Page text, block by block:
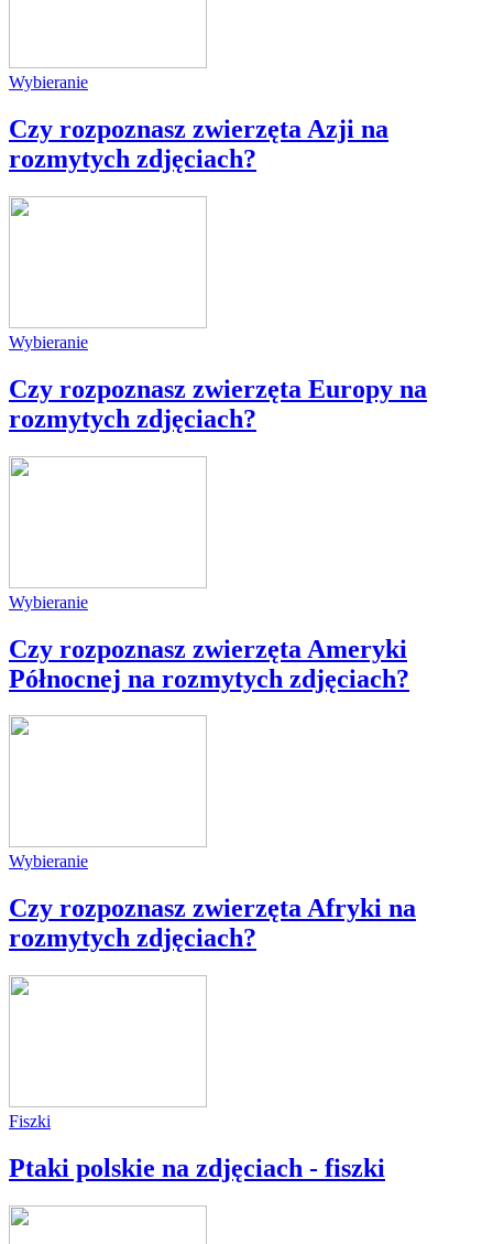
Wybieranie
Czy rozpoznasz zwierzęta Azji na
rozmytych zdjęciach?
Wybieranie
Czy rozpoznasz zwierzęta Europy na
rozmytych zdjęciach?
Wybieranie
Czy rozpoznasz zwierzęta Ameryki
Północnej na rozmytych zdjęciach?
Wybieranie
Czy rozpoznasz zwierzęta Afryki na
rozmytych zdjęciach?
Fiszki
Ptaki polskie na zdjęciach - fiszki